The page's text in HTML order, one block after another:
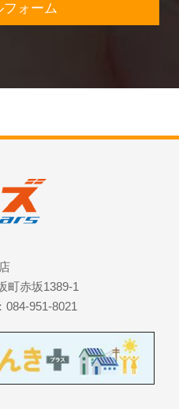
フォーム
町赤坂1389-1
084-951-8021